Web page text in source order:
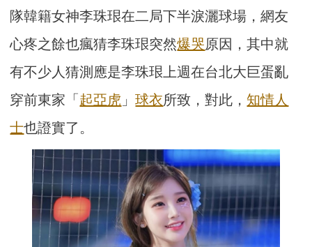
隊韓籍女神李珠珢在二局下半淚灑球場，網友
心疼之餘也瘋猜李珠珢突然爆哭原因，其中就
有不少人猜測應是李珠珢上週在台北大巨蛋亂
穿前東家「 起亞虎 」球衣所致，對此，知情人
士也證實了。